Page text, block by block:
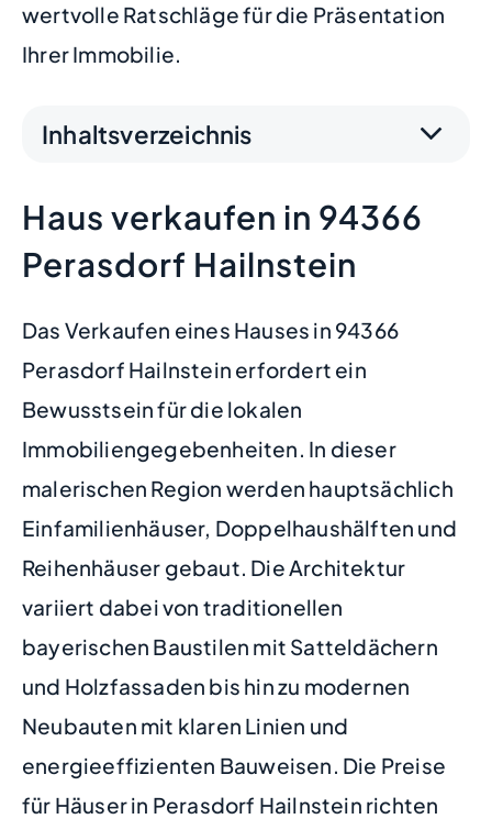
wertvolle Ratschläge für die Präsentation
Ihrer Immobilie.
Inhaltsverzeichnis
Haus verkaufen in 94366
Perasdorf Hailnstein
Das Verkaufen eines Hauses in 94366
Perasdorf Hailnstein erfordert ein
Bewusstsein für die lokalen
Immobiliengegebenheiten. In dieser
malerischen Region werden hauptsächlich
Einfamilienhäuser, Doppelhaushälften und
Reihenhäuser gebaut. Die Architektur
variiert dabei von traditionellen
bayerischen Baustilen mit Satteldächern
und Holzfassaden bis hin zu modernen
Neubauten mit klaren Linien und
energieeffizienten Bauweisen. Die Preise
für Häuser in Perasdorf Hailnstein richten